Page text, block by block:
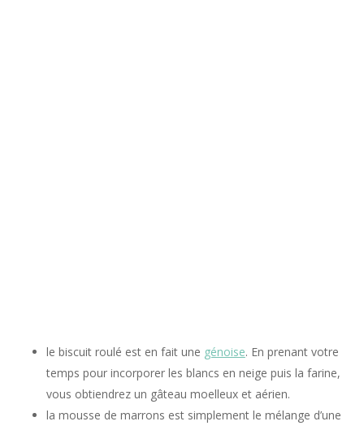
le biscuit roulé est en fait une génoise. En prenant votre
temps pour incorporer les blancs en neige puis la farine,
vous obtiendrez un gâteau moelleux et aérien.
la mousse de marrons est simplement le mélange d’une